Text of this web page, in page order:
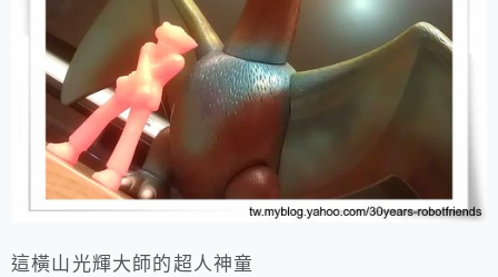
這橫山光輝大師的超人神童